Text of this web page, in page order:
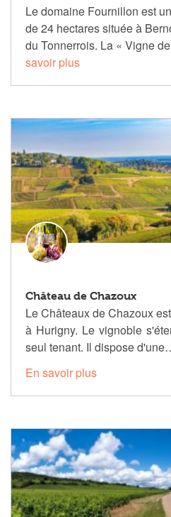
Le domaine Fournillon est
de 24 hectares située à
du Tonnerrois. La « Vigne
savoir plus
Château de Chazoux
Le Châteaux de Chazoux
à Hurigny. Le vignoble
seul tenant. Il dispose
En savoir plus